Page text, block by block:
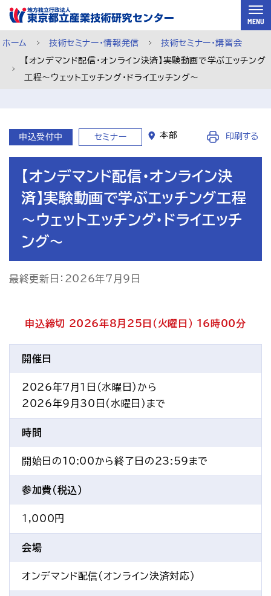
スキップして本文へ
MENU
チャットで相談
アクセス
ホーム 技術セミナー・情報発信 技術セミナー・講習会
【オンデマンド配信・オンライン決済】実験動画で学ぶエッチング
工程～ウェットエッチング・ドライエッチング～
申込受付中 セミナー 本部 印刷する
【オンデマンド配信・オンライン決
済】実験動画で学ぶエッチング工程
～ウェットエッチング・ドライエッチ
ング～
最終更新日：2026年7月9日
申込締切 2026年8月25日(火曜日) 16時00分
開催日
2026年7月1日(水曜日)から
2026年9月30日(水曜日)まで
時間
開始日の10:00から終了日の23:59まで
参加費(税込)
1,000円
会場
オンデマンド配信(オンライン決済対応)